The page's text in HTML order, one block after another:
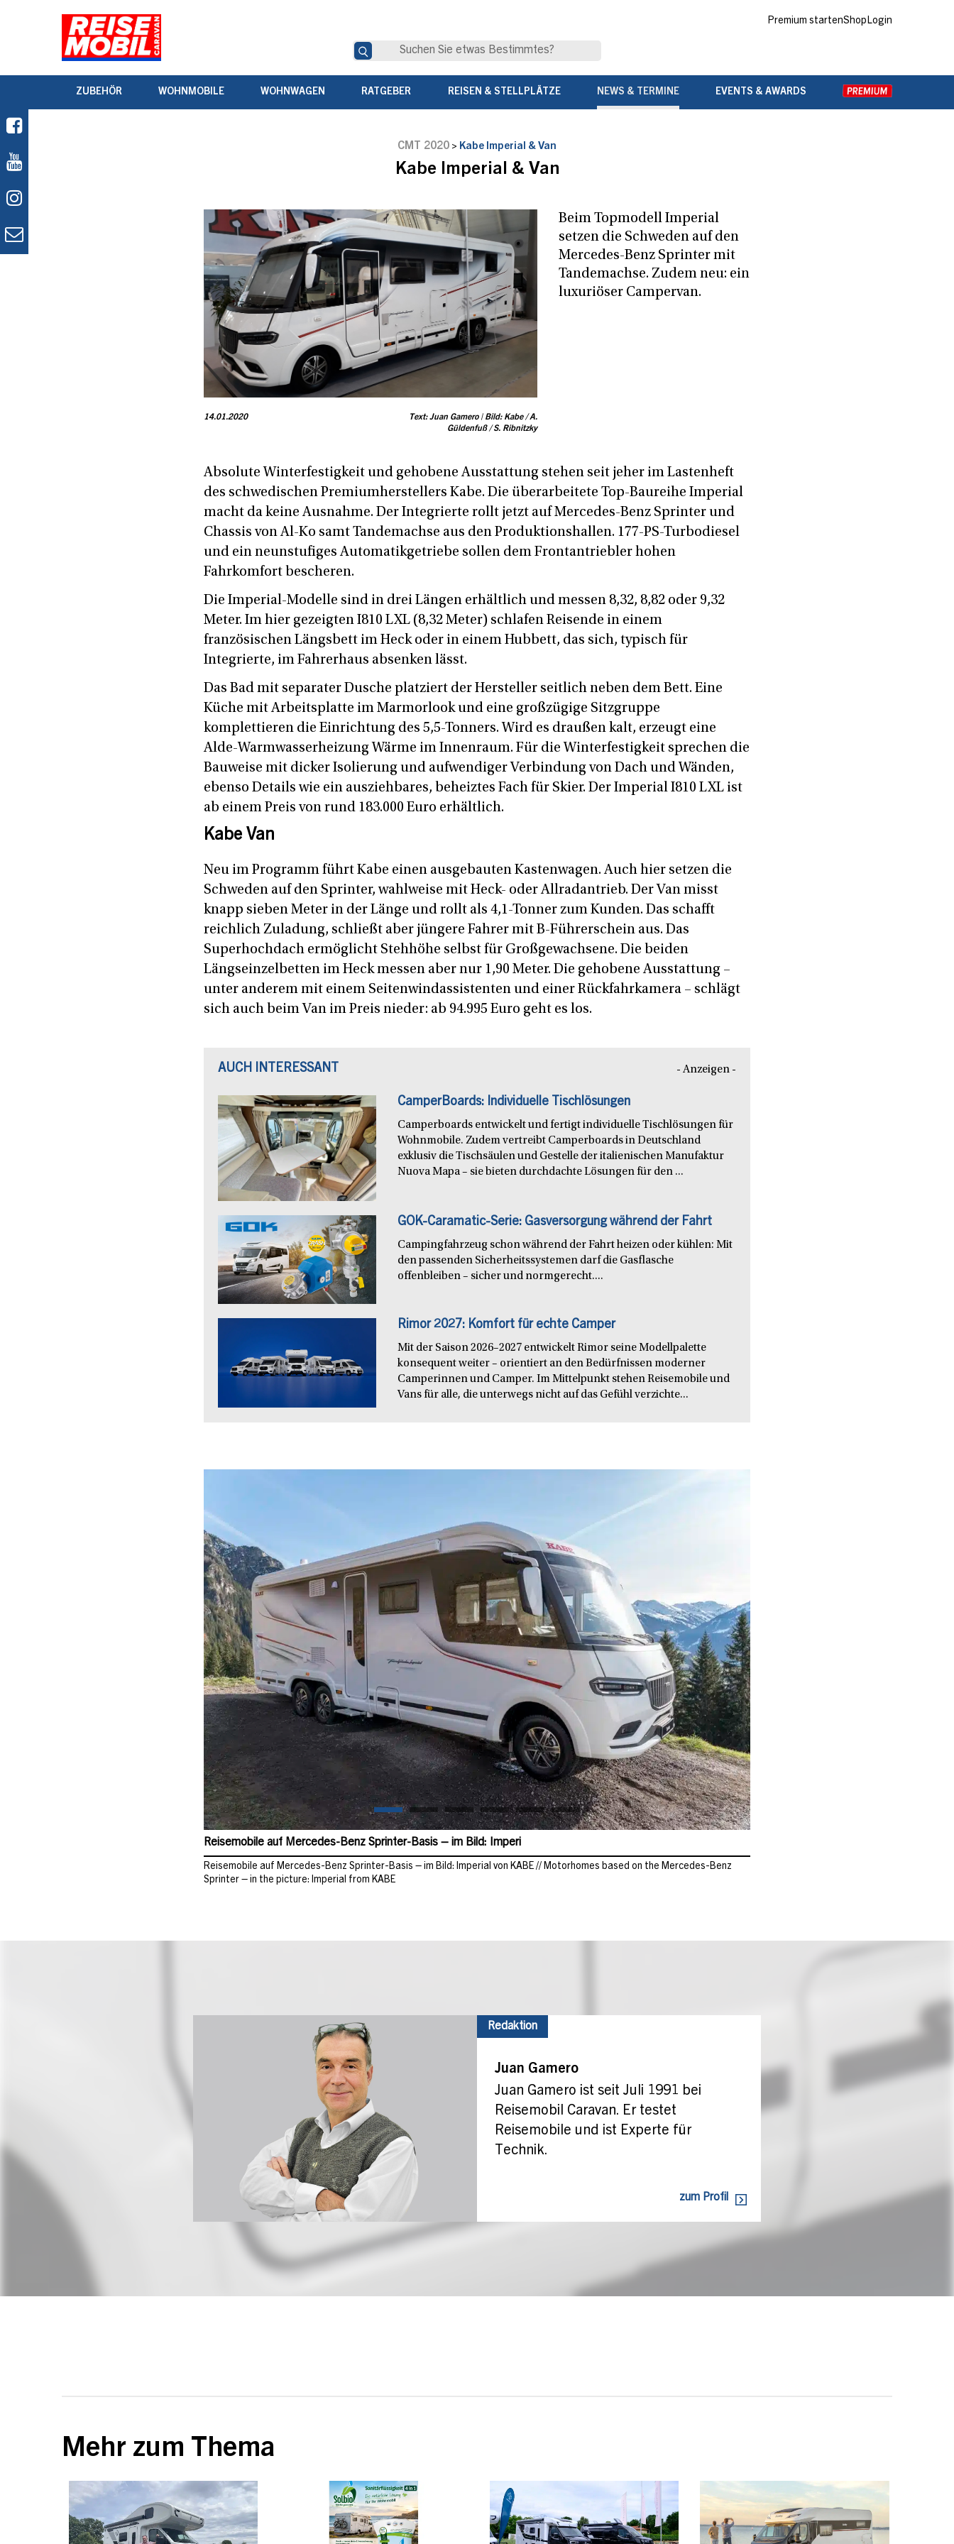
Premium startenShopLogin
ZUBEHÖR WOHNMOBILE WOHNWAGEN RATGEBER REISEN & STELLPLÄTZE NEWS & TERMINE EVENTS & AWARDS
CMT 2020 > Kabe Imperial & Van
Kabe Imperial & Van
14.01.2020
Text: Juan Gamero | Bild: Kabe / A.
Güldenfuß / S. Ribnitzky
Beim Topmodell Imperial
setzen die Schweden auf den
Mercedes-Benz Sprinter mit
Tandemachse. Zudem neu: ein
luxuriöser Campervan.
Absolute Winterfestigkeit und gehobene Ausstattung stehen seit jeher im Lastenheft
des schwedischen Premiumherstellers Kabe. Die überarbeitete Top-Baureihe Imperial
macht da keine Ausnahme. Der Integrierte rollt jetzt auf Mercedes-Benz Sprinter und
Chassis von Al-Ko samt Tandemachse aus den Produktionshallen. 177-PS-Turbodiesel
und ein neunstufiges Automatikgetriebe sollen dem Frontantriebler hohen
Fahrkomfort bescheren.
Die Imperial-Modelle sind in drei Längen erhältlich und messen 8,32, 8,82 oder 9,32
Meter. Im hier gezeigten I810 LXL (8,32 Meter) schlafen Reisende in einem
französischen Längsbett im Heck oder in einem Hubbett, das sich, typisch für
Integrierte, im Fahrerhaus absenken lässt.
Das Bad mit separater Dusche platziert der Hersteller seitlich neben dem Bett. Eine
Küche mit Arbeitsplatte im Marmorlook und eine großzügige Sitzgruppe
komplettieren die Einrichtung des 5,5-Tonners. Wird es draußen kalt, erzeugt eine
Alde-Warmwasserheizung Wärme im Innenraum. Für die Winterfestigkeit sprechen die
Bauweise mit dicker Isolierung und aufwendiger Verbindung von Dach und Wänden,
ebenso Details wie ein ausziehbares, beheiztes Fach für Skier. Der Imperial I810 LXL ist
ab einem Preis von rund 183.000 Euro erhältlich.
Kabe Van
Neu im Programm führt Kabe einen ausgebauten Kastenwagen. Auch hier setzen die
Schweden auf den Sprinter, wahlweise mit Heck- oder Allradantrieb. Der Van misst
knapp sieben Meter in der Länge und rollt als 4,1-Tonner zum Kunden. Das schafft
reichlich Zuladung, schließt aber jüngere Fahrer mit B-Führerschein aus. Das
Superhochdach ermöglicht Stehhöhe selbst für Großgewachsene. Die beiden
Längseinzelbetten im Heck messen aber nur 1,90 Meter. Die gehobene Ausstattung –
unter anderem mit einem Seitenwindassistenten und einer Rückfahrkamera – schlägt
sich auch beim Van im Preis nieder: ab 94.995 Euro geht es los.
AUCH INTERESSANT - Anzeigen -
CamperBoards: Individuelle Tischlösungen
Camperboards entwickelt und fertigt individuelle Tischlösungen für
Wohnmobile. Zudem vertreibt Camperboards in Deutschland
exklusiv die Tischsäulen und Gestelle der italienischen Manufaktur
Nuova Mapa – sie bieten durchdachte Lösungen für den ...
GOK-Caramatic-Serie: Gasversorgung während der Fahrt
Campingfahrzeug schon während der Fahrt heizen oder kühlen: Mit
den passenden Sicherheitssystemen darf die Gasflasche
offenbleiben – sicher und normgerecht....
Rimor 2027: Komfort für echte Camper
Mit der Saison 2026–2027 entwickelt Rimor seine Modellpalette
konsequent weiter – orientiert an den Bedürfnissen moderner
Camperinnen und Camper. Im Mittelpunkt stehen Reisemobile und
Vans für alle, die unterwegs nicht auf das Gefühl verzichte...
Reisemobile auf Mercedes-Benz Sprinter-Basis – im Bild: Imperi
Reisemobile auf Mercedes-Benz Sprinter-Basis – im Bild: Imperial von KABE // Motorhomes based on the Mercedes-Benz
Sprinter – in the picture: Imperial from KABE
Redaktion
Juan Gamero
Juan Gamero ist seit Juli 1991 bei
Reisemobil Caravan. Er testet
Reisemobile und ist Experte für
Technik.
zum Profil
Mehr zum Thema